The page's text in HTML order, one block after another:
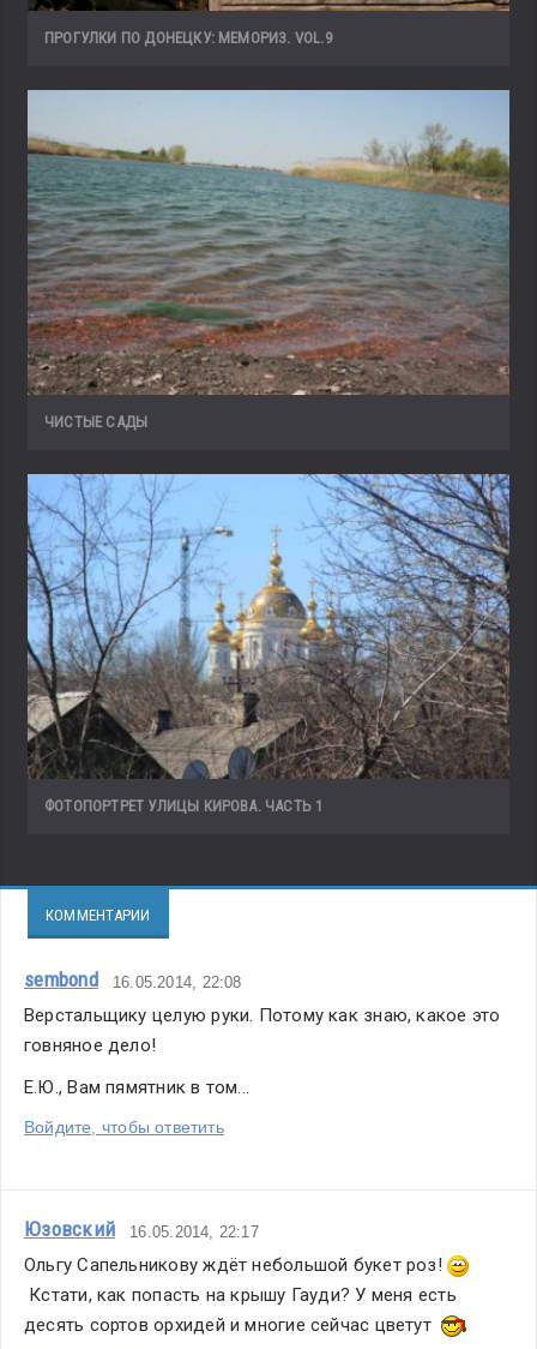
ПРОГУЛКИ ПО ДОНЕЦКУ: МЕМОРИЗ. VOL.9
ЧИСТЫЕ САДЫ
ФОТОПОРТРЕТ УЛИЦЫ КИРОВА. ЧАСТЬ 1
КОММЕНТАРИИ
sembond 16.05.2014, 22:08
Верстальщику целую руки. Потому как знаю, какое это
говняное дело!
Е.Ю., Вам пямятник в том...
Войдите, чтобы ответить
Юзовский 16.05.2014, 22:17
Ольгу Сапельникову ждёт небольшой букет роз!
Кстати, как попасть на крышу Гауди? У меня есть
десять сортов орхидей и многие сейчас цветут